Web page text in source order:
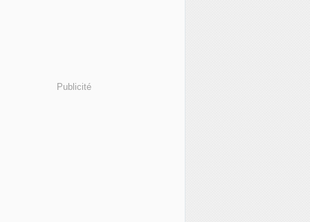
Publicité